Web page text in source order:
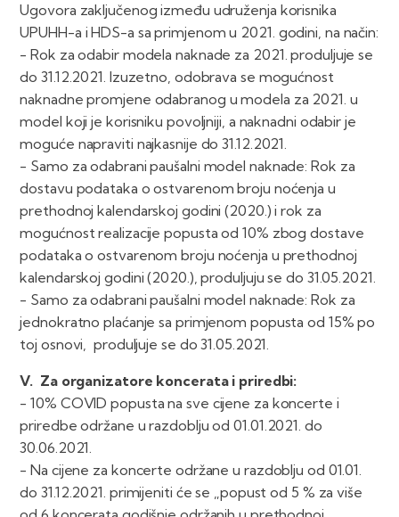
Ugovora zaključenog između udruženja korisnika
UPUHH-a i HDS-a sa primjenom u 2021. godini, na način:
- Rok za odabir modela naknade za 2021. produljuje se
do 31.12.2021. Izuzetno, odobrava se mogućnost
naknadne promjene odabranog u modela za 2021. u
model koji je korisniku povoljniji, a naknadni odabir je
moguće napraviti najkasnije do 31.12.2021.
- Samo za odabrani paušalni model naknade: Rok za
dostavu podataka o ostvarenom broju noćenja u
prethodnoj kalendarskoj godini (2020.) i rok za
mogućnost realizacije popusta od 10% zbog dostave
podataka o ostvarenom broju noćenja u prethodnoj
kalendarskoj godini (2020.), produljuju se do 31.05.2021.
- Samo za odabrani paušalni model naknade: Rok za
jednokratno plaćanje sa primjenom popusta od 15% po
toj osnovi, produljuje se do 31.05.2021.
V. Za organizatore koncerata i priredbi:
- 10% COVID popusta na sve cijene za koncerte i
priredbe održane u razdoblju od 01.01.2021. do
30.06.2021.
- Na cijene za koncerte održane u razdoblju od 01.01.
do 31.12.2021. primijeniti će se „popust od 5 % za više